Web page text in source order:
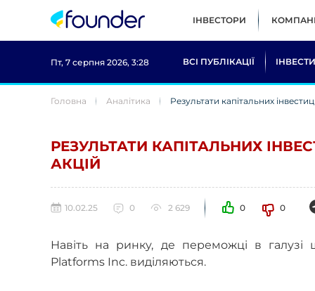
ІНВЕСТОРИ
Пт, 7 серпня 2026, 3:28 ВСІ ПУБЛІКАЦІЇ
Головна Аналітика Результати капітальних
РЕЗУЛЬТАТИ КАПІТАЛЬНИХ
АКЦІЙ
10.02.25 0 2 629 0 0
Навіть на ринку, де переможці в галузі
Platforms Inc. виділяються.